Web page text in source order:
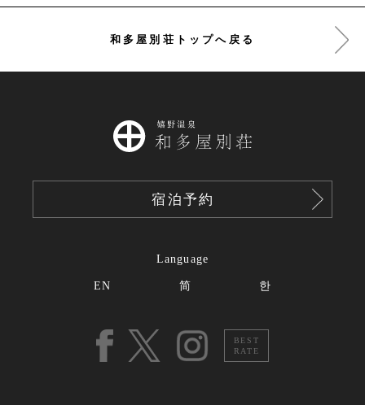
和多屋別荘トップへ戻る
宿泊予約
Language
EN 简 한
BEST
RATE